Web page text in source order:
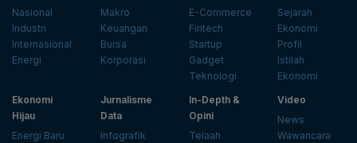
Nasional
Industri
Internasional
Energi
Makro
Keuangan
Bursa
Korporasi
E-Commerce
Fintech
Startup
Gadget
Teknologi
Sejarah
Ekonomi
Profil
Istilah
Ekonomi
Ekonomi
Hijau
Energi Baru
Jurnalisme
Data
Infografik
In-Depth &
Opini
Telaah
Video
News
Wawancara